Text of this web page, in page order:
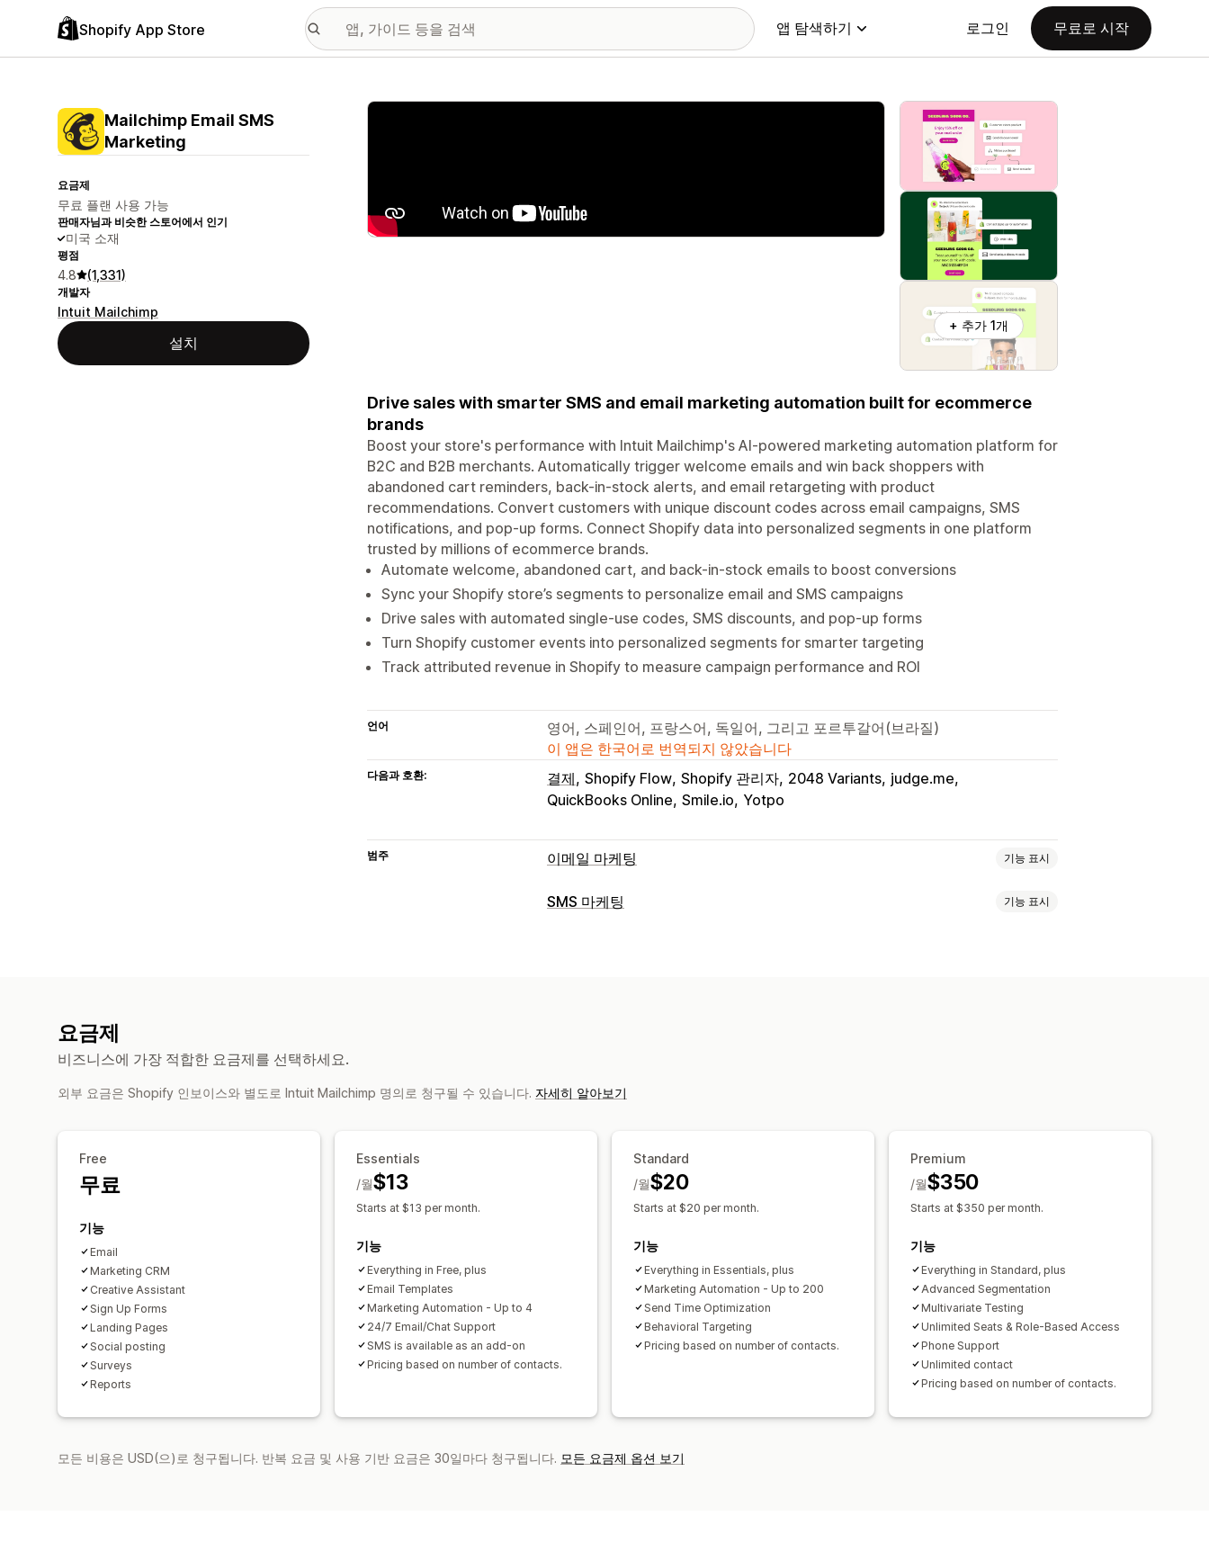
Shopify App Store 앱 탐색하기 로그인 무료로 시작
Mailchimp Email SMS
Marketing
요금제
무료 플랜 사용 가능
판매자님과 비슷한 스토어에서 인기
미국 소재
평점
4.8 (1,331)
개발자
Intuit Mailchimp
설치
추천 이미지 갤러리
+ 추가 1개
Drive sales with smarter SMS and email marketing automation built for ecommerce
brands
Boost your store's performance with Intuit Mailchimp's AI-powered marketing automation platform for
B2C and B2B merchants. Automatically trigger welcome emails and win back shoppers with
abandoned cart reminders, back-in-stock alerts, and email retargeting with product
recommendations. Convert customers with unique discount codes across email campaigns, SMS
notifications, and pop-up forms. Connect Shopify data into personalized segments in one platform
trusted by millions of ecommerce brands.
Automate welcome, abandoned cart, and back-in-stock emails to boost conversions
Sync your Shopify store’s segments to personalize email and SMS campaigns
Drive sales with automated single-use codes, SMS discounts, and pop-up forms
Turn Shopify customer events into personalized segments for smarter targeting
Track attributed revenue in Shopify to measure campaign performance and ROI
언어
영어, 스페인어, 프랑스어, 독일어, 그리고 포르투갈어(브라질)
이 앱은 한국어로 번역되지 않았습니다
다음과 호환: 결제 Shopify Flow Shopify 관리자 2048 Variants judge.me
QuickBooks Online Smile.io Yotpo
범주 이메일 마케팅 기능 표시
캠페인 유형
대량 편집 가져오기 및 내보내기
분석 정보 및 팁 API 및 Webhook
SMS 마케팅 기능 표시
추천 제품 주문 추적
요금제
비즈니스에 가장 적합한 요금제를 선택하세요.
외부 요금은 Shopify 인보이스와 별도로 Intuit Mailchimp 명의로 청구될 수 있습니다. 자세히 알아보기
Free
무료
기능
Email
Marketing CRM
Creative Assistant
Sign Up Forms
Landing Pages
Social posting
Surveys
Reports
Essentials
$13
/월
Starts at $13 per month.
기능
Everything in Free, plus
Email Templates
Marketing Automation - Up to 4
24/7 Email/Chat Support
SMS is available as an add-on
Pricing based on number of contacts.
Standard
$20
/월
Starts at $20 per month.
기능
Everything in Essentials, plus
Marketing Automation - Up to 200
Send Time Optimization
Behavioral Targeting
Pricing based on number of contacts.
Premium
$350
/월
Starts at $350 per month.
기능
Everything in Standard, plus
Advanced Segmentation
Multivariate Testing
Unlimited Seats & Role-Based Access
Phone Support
Unlimited contact
Pricing based on number of contacts.
모든 비용은 USD(으)로 청구됩니다. 반복 요금 및 사용 기반 요금은 30일마다 청구됩니다. 모든 요금제 옵션 보기